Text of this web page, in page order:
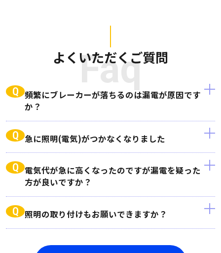
Faq
よくいただくご質問
Q 頻繁にブレーカーが落ちるのは漏電が原因です
か？
Q 急に照明(電気)がつかなくなりました
Q 電気代が急に高くなったのですが漏電を疑った
方が良いですか？
Q 照明の取り付けもお願いできますか？